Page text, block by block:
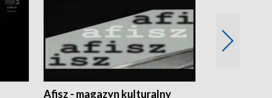
Afisz - magazyn kulturalny